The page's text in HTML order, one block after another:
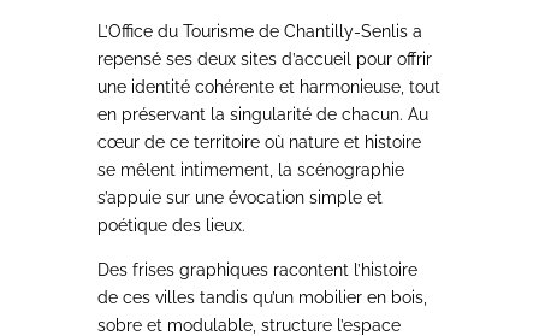
L’Office du Tourisme de Chantilly-Senlis a
repensé ses deux sites d’accueil pour offrir
une identité cohérente et harmonieuse, tout
en préservant la singularité de chacun. Au
cœur de ce territoire où nature et histoire
se mêlent intimement, la scénographie
s’appuie sur une évocation simple et
poétique des lieux.
Des frises graphiques racontent l’histoire
de ces villes tandis qu’un mobilier en bois,
sobre et modulable, structure l’espace